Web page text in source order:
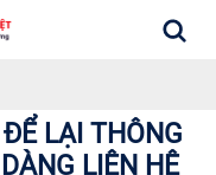
LẠI THÔNG
LIÊN HỆ